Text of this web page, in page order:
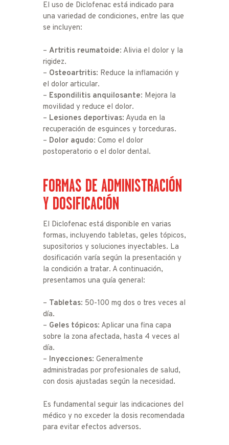
El uso de Diclofenac está indicado para
una variedad de condiciones, entre las que
se incluyen:
– Artritis reumatoide: Alivia el dolor y la
rigidez.
– Osteoartritis: Reduce la inflamación y
el dolor articular.
– Espondilitis anquilosante: Mejora la
movilidad y reduce el dolor.
– Lesiones deportivas: Ayuda en la
recuperación de esguinces y torceduras.
– Dolor agudo: Como el dolor
postoperatorio o el dolor dental.
FORMAS DE ADMINISTRACIÓN
Y DOSIFICACIÓN
El Diclofenac está disponible en varias
formas, incluyendo tabletas, geles tópicos,
supositorios y soluciones inyectables. La
dosificación varía según la presentación y
la condición a tratar. A continuación,
presentamos una guía general:
– Tabletas: 50-100 mg dos o tres veces al
día.
– Geles tópicos: Aplicar una fina capa
sobre la zona afectada, hasta 4 veces al
día.
– Inyecciones: Generalmente
administradas por profesionales de salud,
con dosis ajustadas según la necesidad.
Es fundamental seguir las indicaciones del
médico y no exceder la dosis recomendada
para evitar efectos adversos.